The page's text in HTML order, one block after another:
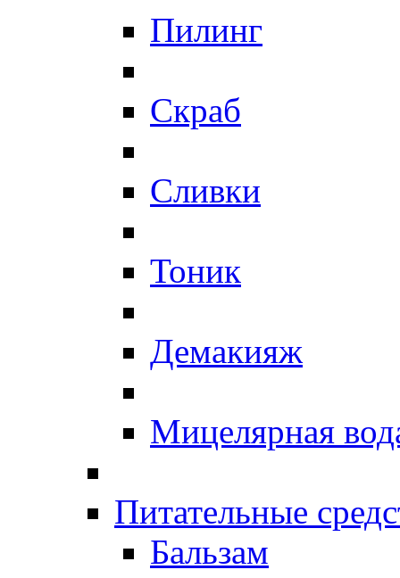
Пилинг
Скраб
Сливки
Тоник
Демакияж
Мицелярная
Питательные
Бальзам